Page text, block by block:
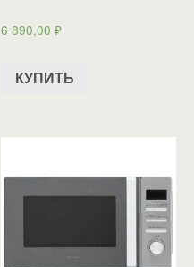
6 890,00₽
КУПИТЬ